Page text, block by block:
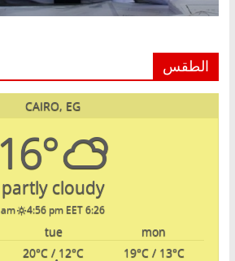
الطقس
CAIRO, EG
16°
partly cloudy
6:26 am
4:56 pm EET
mon
tue
19°C/ 13°C
20°C / 12°C